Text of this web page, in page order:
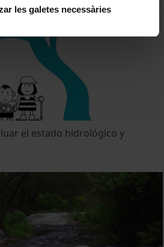
les galetes necessàries
el estado hidrológico y